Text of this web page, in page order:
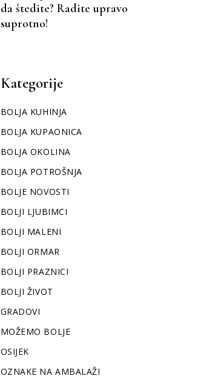
da štedite? Radite upravo
suprotno!
Kategorije
BOLJA KUHINJA
BOLJA KUPAONICA
BOLJA OKOLINA
BOLJA POTROŠNJA
BOLJE NOVOSTI
BOLJI LJUBIMCI
BOLJI MALENI
BOLJI ORMAR
BOLJI PRAZNICI
BOLJI ŽIVOT
GRADOVI
MOŽEMO BOLJE
OSIJEK
OZNAKE NA AMBALAŽI